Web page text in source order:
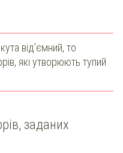
від'ємний, то
які утворюють тупий
заданих